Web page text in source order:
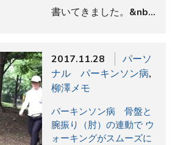
書いてきました。&nb…
2017.11.28
パーソ
ナル パーキンソン病,
柳澤メモ
パーキンソン病 骨盤と
腕振り（肘）の連動で ウ
ォーキングがスムーズに